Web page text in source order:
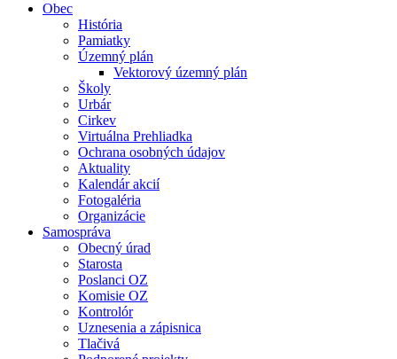
Obec
História
Pamiatky
Územný plán
Vektorový územný plán
Školy
Urbár
Cirkev
Virtuálna Prehliadka
Ochrana osobných údajov
Aktuality
Kalendár akcií
Fotogaléria
Organizácie
Samospráva
Obecný úrad
Starosta
Poslanci OZ
Komisie OZ
Kontrolór
Uznesenia a zápisnica
Tlačivá